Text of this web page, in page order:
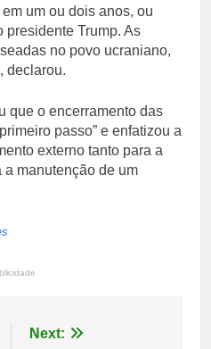
um ou dois anos, ou
presidente Trump. As
no povo ucraniano,
declarou.
que o encerramento das
passo” e enfatizou a
externo tanto para a
a manutenção de um
Next: